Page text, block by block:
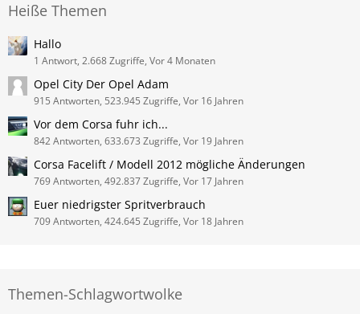
Heiße Themen
Hallo
1 Antwort, 2.668 Zugriffe, Vor 4 Monaten
Opel City Der Opel Adam
915 Antworten, 523.945 Zugriffe, Vor 16 Jahren
Vor dem Corsa fuhr ich...
842 Antworten, 633.673 Zugriffe, Vor 19 Jahren
Corsa Facelift / Modell 2012 mögliche Änderungen
769 Antworten, 492.837 Zugriffe, Vor 17 Jahren
Euer niedrigster Spritverbrauch
709 Antworten, 424.645 Zugriffe, Vor 18 Jahren
Themen-Schlagwortwolke